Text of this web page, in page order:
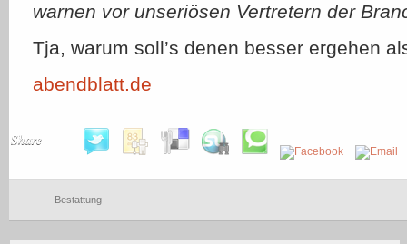
warnen vor unseriösen Vertretern der
Tja, warum soll’s denen besser ergehen
abendblatt.de
Share
Bestattung